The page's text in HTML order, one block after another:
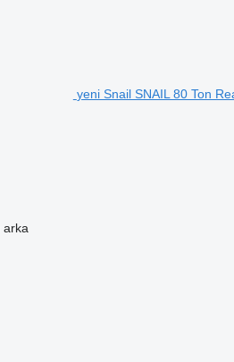
yeni Snail SNAIL 80 Ton
arka